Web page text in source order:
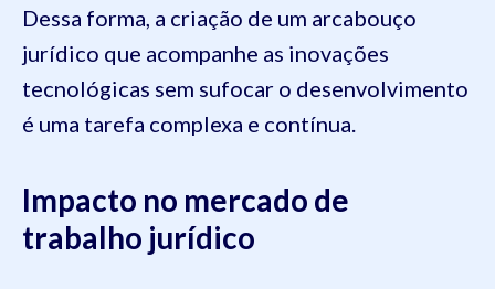
Dessa forma, a criação de um arcabouço
jurídico que acompanhe as inovações
tecnológicas sem sufocar o desenvolvimento
é uma tarefa complexa e contínua.
Impacto no mercado de
trabalho jurídico